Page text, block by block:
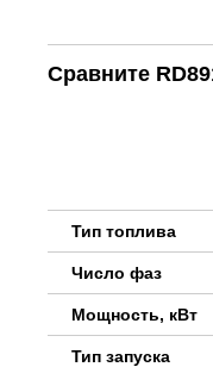
Сравните
Тип топлива
Число фаз
Мощность, кВт
Тип запуска